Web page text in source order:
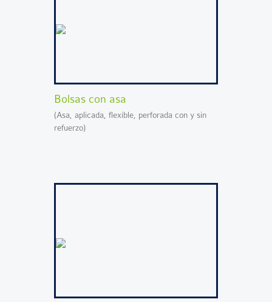
Bolsas con asa
(Asa, aplicada, flexible, perforada con y sin
refuerzo)